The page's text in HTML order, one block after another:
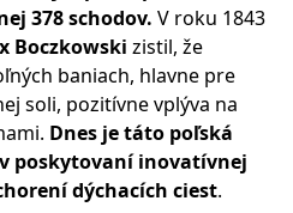
378 schodov. V roku 1843
Boczkowski zistil, že
baniach, hlavne pre
soli, pozitívne vplýva na
Dnes je táto poľská
poskytovaní inovatívnej
dýchacích ciest.